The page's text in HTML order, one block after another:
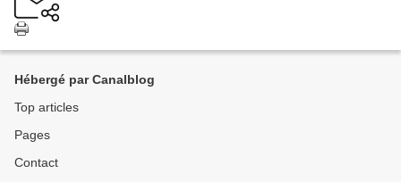
Hébergé par Canalblog
Top articles
Pages
Contact